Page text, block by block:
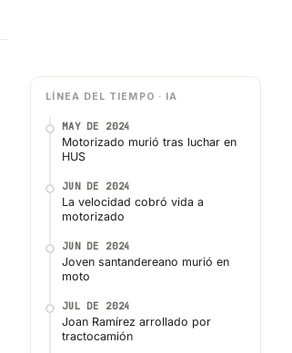
LÍNEA DEL TIEMPO · IA
MAY DE 2024
Motorizado murió tras luchar en
HUS
JUN DE 2024
La velocidad cobró vida a
motorizado
JUN DE 2024
Joven santandereano murió en
moto
JUL DE 2024
Joan Ramírez arrollado por
tractocamión